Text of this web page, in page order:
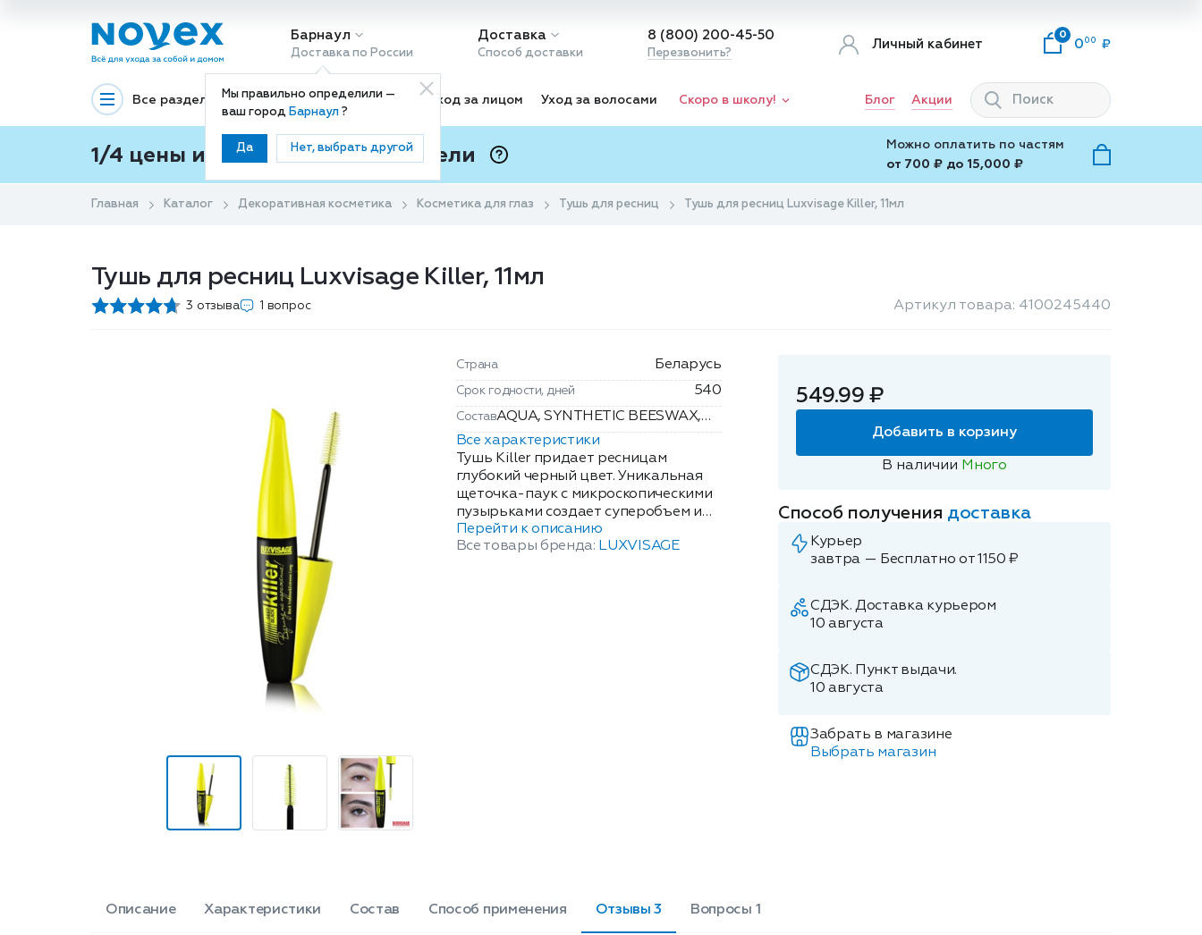
Барнаул
Доставка по России
Мы правильно определили —
ваш город Барнаул?
Да Нет, выбрать другой
Доставка
Способ доставки
8 (800) 200-45-50
Перезвонить?
Личный кабинет
0
0 00
Все разделы Декоративная косметика Уход за лицом Уход за волосами Скоро в школу! Блог Акции
1/4 цены и покупки ваши с Подели
Можно оплатить по частям
от 700 ₽ до 15,000 ₽
Главная Каталог Декоративная косметика Косметика для глаз Тушь для ресниц Тушь для ресниц Luxvisage Killer, 11мл
Тушь для ресниц Luxvisage Killer, 11мл
3 отзыва 1 вопрос Артикул товара: 4100245440
Страна Беларусь
Срок годности, дней 540
СоставAQUA, SYNTHETIC BEESWAX,
PARAFFIN, ACACIA SENEGAL
GUM, STEARIC ACID,
TRIETHANOLAMINE, PALMITIC
ACID, POLYBUTENE, GLYCERYL
STEARATE, VP/EICOSENE
COPOLYMER, COPERNICIA
CERIFERA CERA, BUTYLENE
Все характеристики
Тушь Killer придает ресницам
глубокий черный цвет. Уникальная
щеточка-паук с микроскопическими
пузырьками создает суперобъем и
обеспечивает идеальное
разделение. Полезные компоненты:
Перейти к описанию
Все товары бренда: LUXVISAGE
549.99 ₽
Добавить в корзину
В наличии Много
Способ получения доставка
Курьер
завтра — Бесплатно от 1150 ₽
СДЭК. Доставка курьером
10 августа
СДЭК. Пункт выдачи.
10 августа
Забрать в магазине
Выбрать магазин
Описание Характеристики Состав Способ применения Отзывы 3 Вопросы 1